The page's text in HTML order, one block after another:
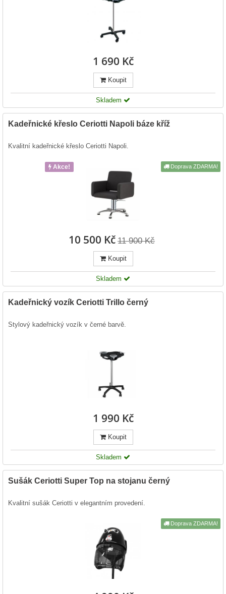
1 690 Kč
Koupit
Skladem
Kadeřnické křeslo Ceriotti Napoli báze kříž
Kvalitní kadeřnické křeslo Ceriotti Napoli.
Akce!
10 500 Kč 11 900 Kč
Doprava ZDARMA!
Koupit
Skladem
Kadeřnický vozík Ceriotti Trillo černý
Stylový kadeřnický vozík v černé barvě.
1 990 Kč
Koupit
Skladem
Sušák Ceriotti Super Top na stojanu černý
Kvalitní sušák Ceriotti v elegantním provedení.
Doprava ZDARMA!